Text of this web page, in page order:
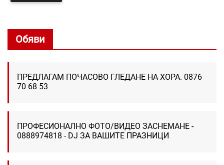
Обяви
ПРЕДЛАГАМ ПОЧАСОВО ГЛЕДАНЕ НА ХОРА. 0876
70 68 53
ПРОФЕСИОНАЛНО ФОТО/ВИДЕО ЗАСНЕМАНЕ -
0888974818 - DJ ЗА ВАШИТЕ ПРАЗНИЦИ